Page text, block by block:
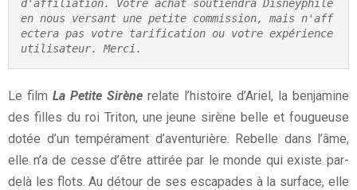
d'affiliation. Votre achat soutiendra Disneyphile
en nous versant une petite commission, mais n'aff
ectera pas votre tarification ou votre expérience
utilisateur. Merci.
Le film La Petite Sirène relate l’histoire d’Ariel, la benjamine
des filles du roi Triton, une jeune sirène belle et fougueuse
dotée d’un tempérament d’aventurière. Rebelle dans l’âme,
elle n’a de cesse d’être attirée par le monde qui existe par-
delà les flots. Au détour de ses escapades à la surface, elle